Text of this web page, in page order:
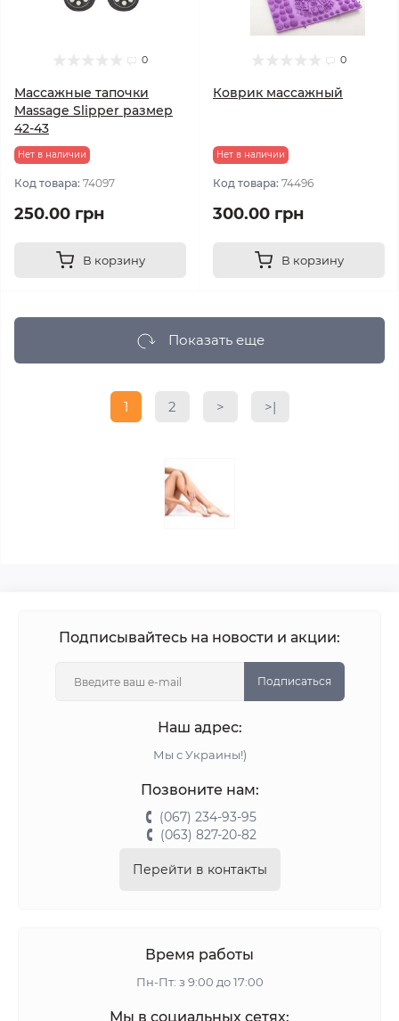
0
Массажные тапочки
Massage Slipper размер
42-43
Нет в наличии
Код товара: 74097
250.00 грн
В корзину
0
Коврик массажный
Нет в наличии
Код товара: 74496
300.00 грн
В корзину
Показать еще
1 2 > >|
Подписывайтесь на новости и акции:
Подписаться
Наш адрес:
Мы с Украины!)
Позвоните нам:
(067) 234-93-95
(063) 827-20-82
Перейти в контакты
Время работы
Пн-Пт: з 9:00 до 17:00
Мы в социальных сетях: